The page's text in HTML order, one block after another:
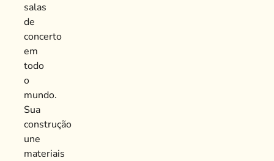
salas
de
concerto
em
todo
o
mundo.
Sua
construção
une
materiais